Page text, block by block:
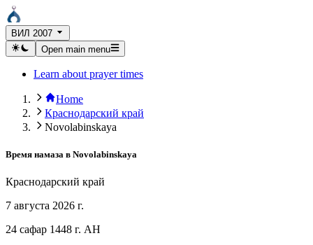
ВИЛ 2007
Open main menu
Learn about prayer times
Home
Краснодарский край
Novolabinskaya
Время намаза в Novolabinskaya
Краснодарский край
7 августа 2026 г.
24 сафар 1448 г. AH